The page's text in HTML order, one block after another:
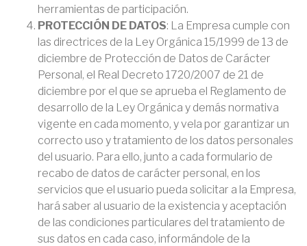
herramientas de participación.
PROTECCIÓN DE DATOS: La Empresa cumple con
las directrices de la Ley Orgánica 15/1999 de 13 de
diciembre de Protección de Datos de Carácter
Personal, el Real Decreto 1720/2007 de 21 de
diciembre por el que se aprueba el Reglamento de
desarrollo de la Ley Orgánica y demás normativa
vigente en cada momento, y vela por garantizar un
correcto uso y tratamiento de los datos personales
del usuario. Para ello, junto a cada formulario de
recabo de datos de carácter personal, en los
servicios que el usuario pueda solicitar a la Empresa,
hará saber al usuario de la existencia y aceptación
de las condiciones particulares del tratamiento de
sus datos en cada caso, informándole de la